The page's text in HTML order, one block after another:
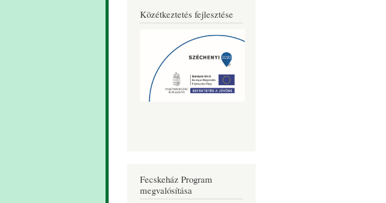
Közétkeztetés fejlesztése
Fecskeház Program
megvalósítása